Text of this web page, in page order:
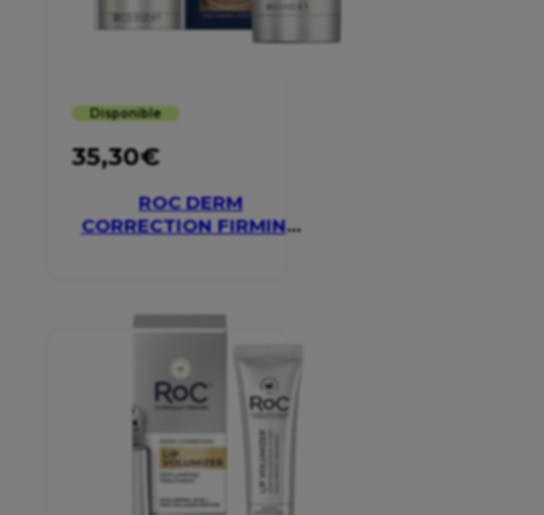
Disponible
35,30€
ROC DERM
CORRECTION FIRMING